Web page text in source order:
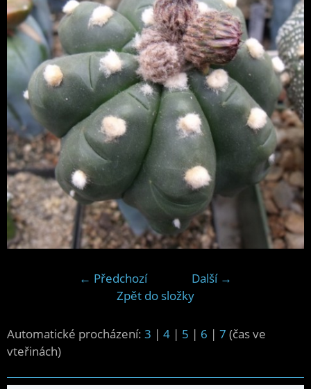
← Předchozí
Další →
Zpět do složky
Automatické procházení: 3 | 4 | 5 | 6 | 7 (čas ve
vteřinách)